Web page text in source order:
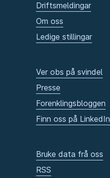
Driftsmeldingar
Om oss
Ledige stillingar
Ver obs på svindel
Presse
Forenklingsbloggen
Finn oss på LinkedIn
Bruke data frå oss
RSS